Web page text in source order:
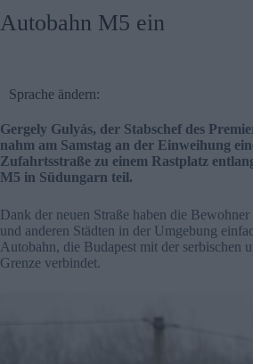
Autobahn M5 ein
Sprache ändern:
Gergely Gulyás, der Stabschef des
nahm am Samstag an der Einweihung
Zufahrtsstraße zu einem Rastplatz
M5 in Südungarn teil.
Dank der neuen Straße haben die
und anderen Städten in der Umgebung
Autobahn, die Budapest mit der serbischen
Grenze verbindet.